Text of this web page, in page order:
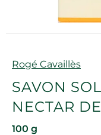
Marque
Rogé Cavaillès
SAVON
NECTAR
100 g